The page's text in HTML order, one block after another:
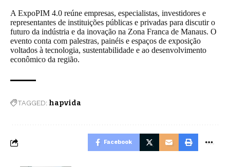
A ExpoPIM 4.0 reúne empresas, especialistas, investidores e
representantes de instituições públicas e privadas para discutir o
futuro da indústria e da inovação na Zona Franca de Manaus. O
evento conta com palestras, painéis e espaços de exposição
voltados à tecnologia, sustentabilidade e ao desenvolvimento
econômico da região.
TAGGED: hapvida
Facebook